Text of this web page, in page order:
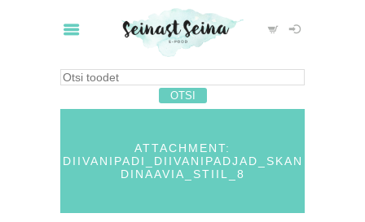
ATTACHMENT:
DIIVANIPADI_DIIVANIPADJAD_SKAN
DINAAVIA_STIIL_8